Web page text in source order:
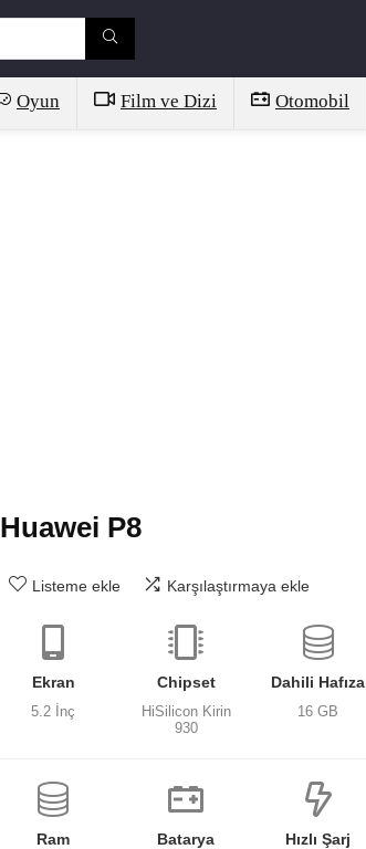
Oyun Film ve Dizi Otomobil
Huawei P8
Listeme ekle Karşılaştırmaya ekle
Ekran
5.2 İnç
Chipset
HiSilicon Kirin
930
Dahili Hafıza
16 GB
Ram Batarya Hızlı Şarj